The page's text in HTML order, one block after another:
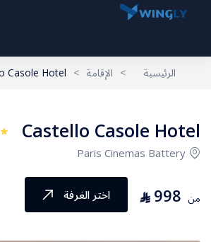
الرحلات
تواصل معانا
الرئيسية > الإقامة >
Casole Hotel
Castello Casole Hotel
Paris Cinemas Battery
من 998
⃁ اختر الغرفة